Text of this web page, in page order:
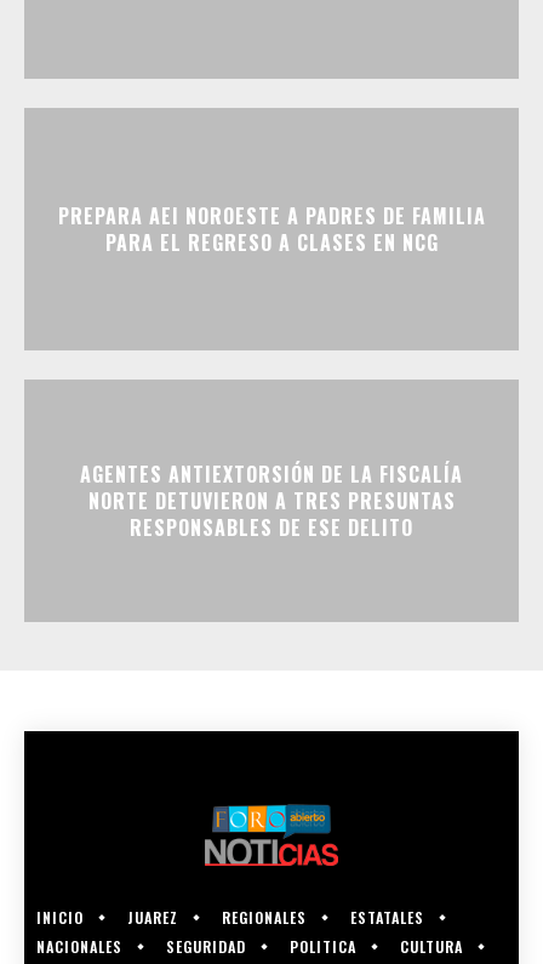
PREPARA AEI NOROESTE A PADRES DE FAMILIA
PARA EL REGRESO A CLASES EN NCG
AGENTES ANTIEXTORSIÓN DE LA FISCALÍA
NORTE DETUVIERON A TRES PRESUNTAS
RESPONSABLES DE ESE DELITO
INICIO JUAREZ REGIONALES
ESTATALES
NACIONALES
SEGURIDAD POLITICA CULTURA